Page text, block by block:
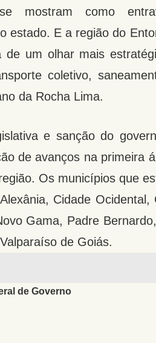
mostram como
estado. E a região do
um olhar mais
coletivo,
da Rocha Lima.
e sanção do
de avanços na primeira
Os municípios que
Cidade Ocidental,
Gama, Padre
de Goiás.
de Governo